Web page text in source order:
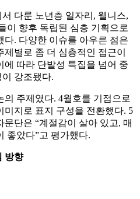
다룬 노년층 일자리, 웰니스,
이 향후 독립된 심층 기획으로
다. 다양한 이슈를 아우른 점은
별로 좀 더 심층적인 접근이
에 따라 단발성 특집을 넘어 중
강조됐다.
의 주제였다. 4월호를 기점으로
미지로 표지 구성을 전환했다. 5
단은 “계절감이 살아 있고, 매
좋았다”고 평가했다.
방향